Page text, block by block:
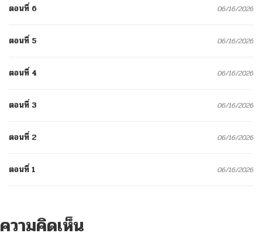
ตอนที่ 6 06/16/2026
ตอนที่ 5 06/16/2026
ตอนที่ 4 06/16/2026
ตอนที่ 3 06/16/2026
ตอนที่ 2 06/16/2026
ตอนที่ 1 06/16/2026
ความคิดเห็น